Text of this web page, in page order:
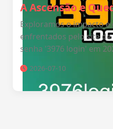
A Ascensão e
Exploramos o impacto e
enfrentados pelo site
senha '3976 login' em
2026-07-10